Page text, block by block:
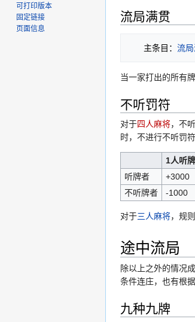
流局满贯
   主条目：
流局
当一家打出的所有
不听罚符
对于四人麻将，不
时，不进行不听罚符
1人听牌
听牌者
+3000
不听牌者
-1000
对于三人麻将，规
途中流局
除以上之外的情况
条件连庄，也有根
九种九牌
可打印版本
固定链接
页面信息